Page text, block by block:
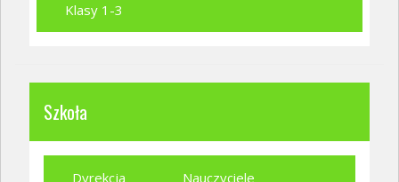
Klasy 1-3
Szkoła
Dyrekcja Nauczyciele